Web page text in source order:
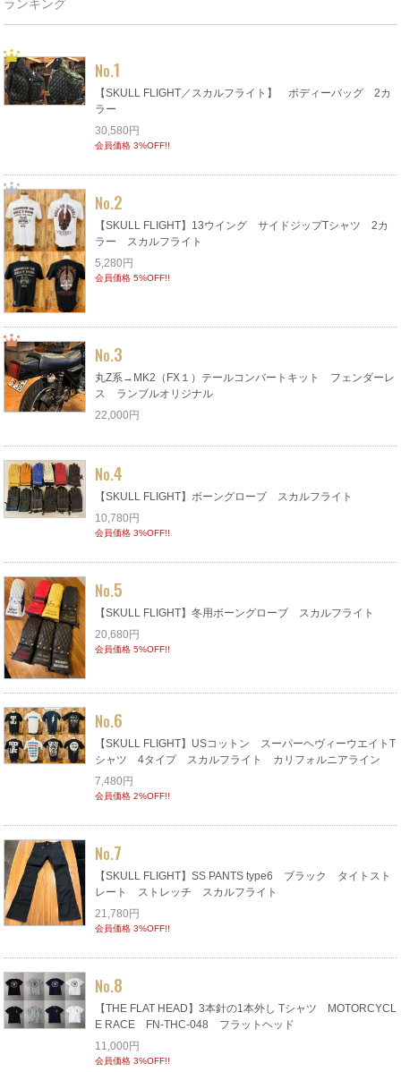
ランキング
No.1
【SKULL FLIGHT／スカルフライト】 ボディーバッグ 2カ
ラー
30,580円
会員価格 3%OFF!!
No.2
【SKULL FLIGHT】13ウイング サイドジップTシャツ 2カ
ラー スカルフライト
5,280円
会員価格 5%OFF!!
No.3
丸Z系→MK2（FX１）テールコンバートキット フェンダーレ
ス ランブルオリジナル
22,000円
No.4
【SKULL FLIGHT】ボーングローブ スカルフライト
10,780円
会員価格 3%OFF!!
No.5
【SKULL FLIGHT】冬用ボーングローブ スカルフライト
20,680円
会員価格 5%OFF!!
No.6
【SKULL FLIGHT】USコットン スーパーヘヴィーウエイトT
シャツ 4タイプ スカルフライト カリフォルニアライン
7,480円
会員価格 2%OFF!!
No.7
【SKULL FLIGHT】SS PANTS type6 ブラック タイトスト
レート ストレッチ スカルフライト
21,780円
会員価格 3%OFF!!
No.8
【THE FLAT HEAD】3本針の1本外し Tシャツ MOTORCYCL
E RACE FN-THC-048 フラットヘッド
11,000円
会員価格 3%OFF!!